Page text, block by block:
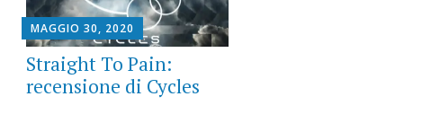
MAGGIO 30, 2020
Straight To Pain:
recensione di Cycles